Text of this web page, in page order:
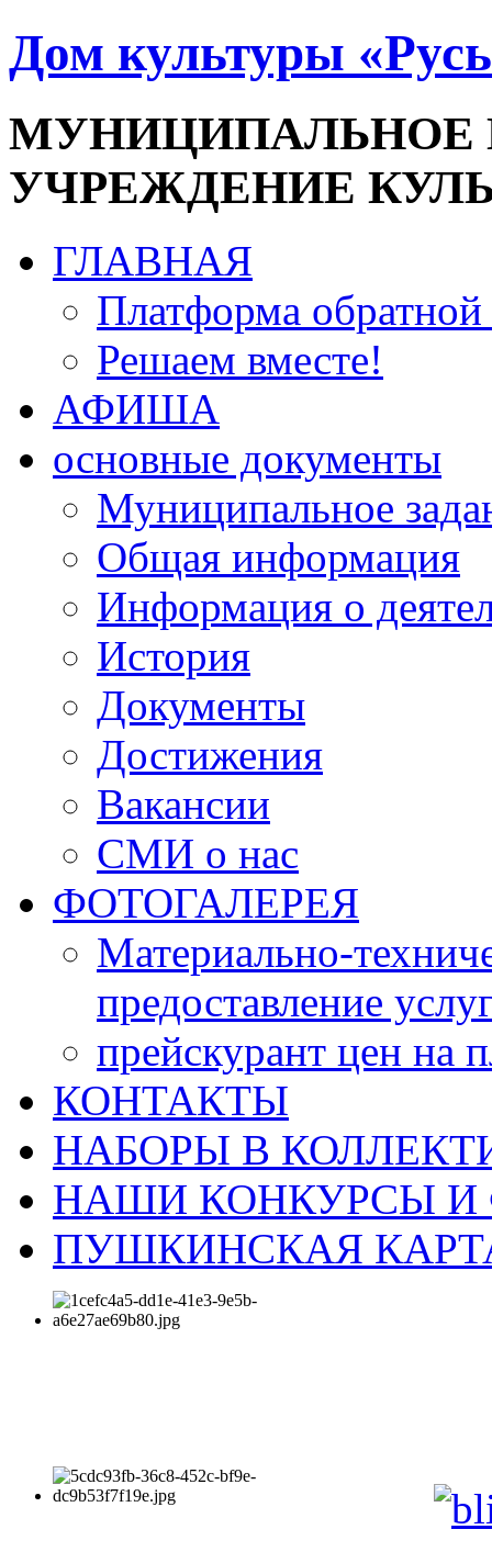
Дом культуры
УЧРЕЖДЕНИЕ
ГЛАВНАЯ
Платформа обратной
Решаем вместе!
АФИША
основные документы
Муниципальное
Общая информация
Информация о
История
Документы
Достижения
Вакансии
СМИ о нас
ФОТОГАЛЕРЕЯ
Материально-
предоставление
прейскурант цен на
КОНТАКТЫ
НАБОРЫ В
НАШИ КОНКУРСЫ И
ПУШКИНСКАЯ